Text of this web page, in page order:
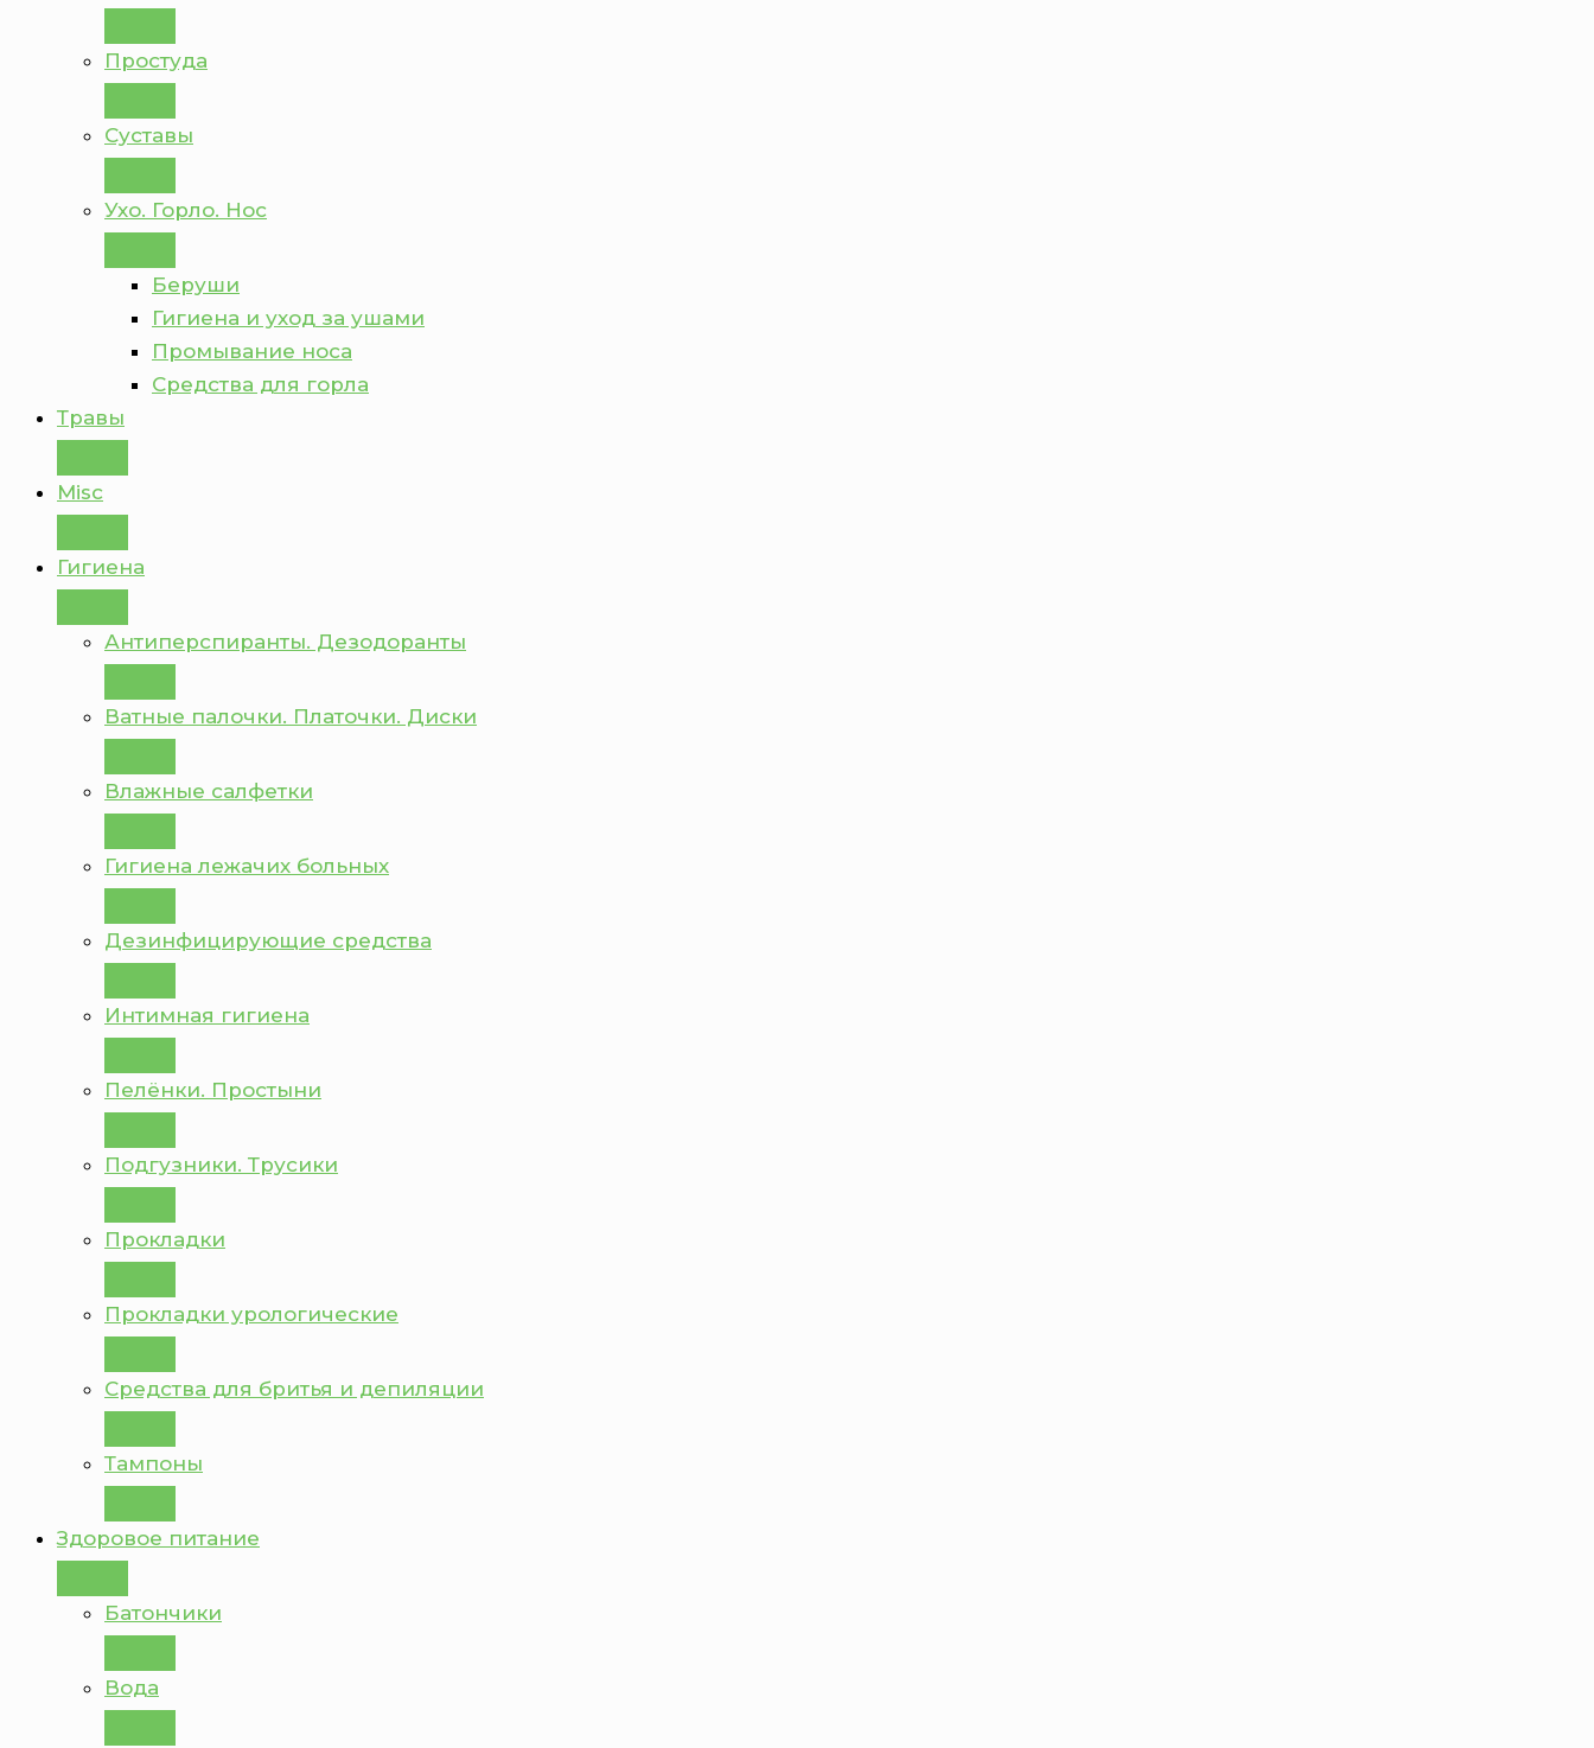
Простуда
Суставы
Ухо. Горло. Нос
Беруши
Гигиена и уход за ушами
Промывание носа
Средства для горла
Травы
Misc
Гигиена
Антиперспиранты. Дезодоранты
Ватные палочки. Платочки. Диски
Влажные салфетки
Гигиена лежачих больных
Дезинфицирующие средства
Интимная гигиена
Пелёнки. Простыни
Подгузники. Трусики
Прокладки
Прокладки урологические
Средства для бритья и депиляции
Тампоны
Здоровое питание
Батончики
Вода